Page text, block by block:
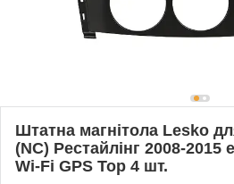
Штатна магнітола Lesko
(NC) Рестайлінг 2008-2015
Wi-Fi GPS Top 4 шт.